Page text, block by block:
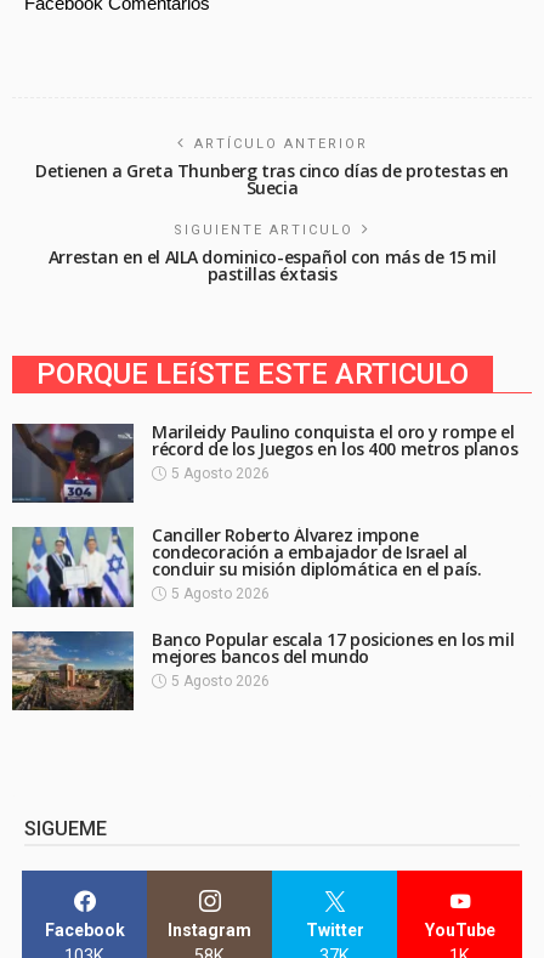
ARTÍCULO ANTERIOR
Detienen a Greta Thunberg tras cinco días de protestas en
Suecia
SIGUIENTE ARTICULO
Arrestan en el AILA dominico-español con más de 15 mil
pastillas éxtasis
PORQUE LEíSTE ESTE ARTICULO
Marileidy Paulino conquista el oro y rompe el
récord de los Juegos en los 400 metros planos
5 Agosto 2026
Canciller Roberto Álvarez impone
condecoración a embajador de Israel al
concluir su misión diplomática en el país.
5 Agosto 2026
Banco Popular escala 17 posiciones en los mil
mejores bancos del mundo
5 Agosto 2026
SIGUEME
Facebook Instagram Twitter YouTube